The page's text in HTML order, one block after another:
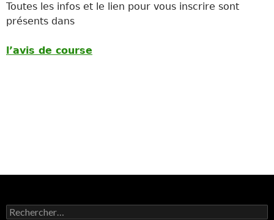
Toutes les infos et le lien pour vous inscrire sont
présents dans
l’avis de course
Rechercher :